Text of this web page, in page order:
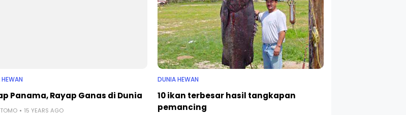
Panama, Rayap Ganas di Dunia
15 YEARS AGO
DUNIA HEWAN
10 ikan terbesar hasil tangkapan
pemancing